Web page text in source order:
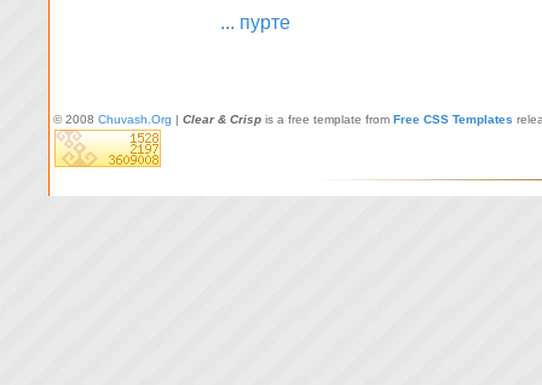
... пурте
© 2008 Chuvash.Org | Clear & Crisp is a free template from Free CSS Templates